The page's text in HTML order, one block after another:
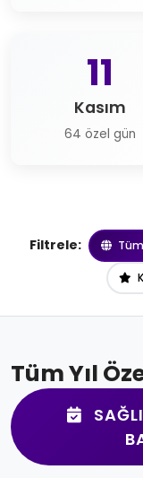
11
Kasım
64 özel gün
Filtrele:
Tüm Yıl